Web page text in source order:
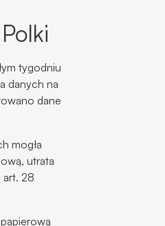
utrata
art. 28
pacjenci